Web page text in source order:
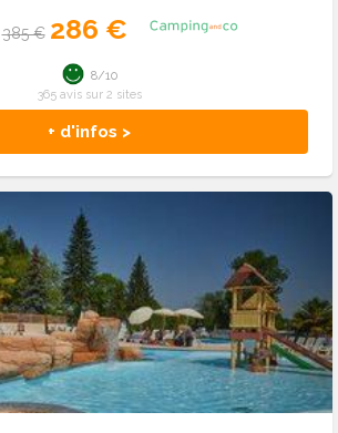
385 € 286 €
+ d'infos >
8/10
365 avis sur 2 sites